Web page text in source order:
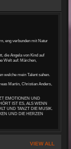
eng verbunden mit Natur
die Angela von Kind auf
Welt auf: Märchen,
welche mein Talent sahen.
Martin, Christian Anders,
EMOTIONEN UND
IST ES, ALS WENN
UND TANZT DIE MUSIK.
UND DIE HERZEN
VIEW ALL